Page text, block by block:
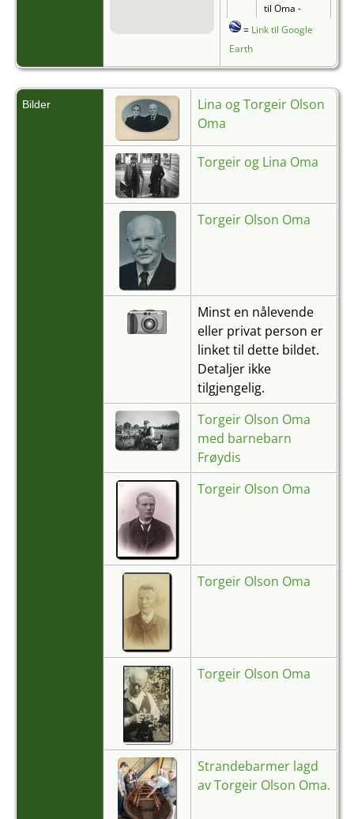
til Oma -
1905 - Oma,
Norge
Død
- 12 Des
1963 - Oma,
Norge
Oma,
Hordaland,
= Link til Google
Earth
Bilder
Lina og Torgeir Olson
Oma
Torgeir og Lina Oma
Torgeir Olson Oma
Minst en nålevende
eller privat person er
linket til dette bildet.
Detaljer ikke
tilgjengelig.
Torgeir Olson Oma
med barnebarn
Frøydis
Torgeir Olson Oma
Torgeir Olson Oma
Torgeir Olson Oma
Strandebarmer lagd
av Torgeir Olson Oma.